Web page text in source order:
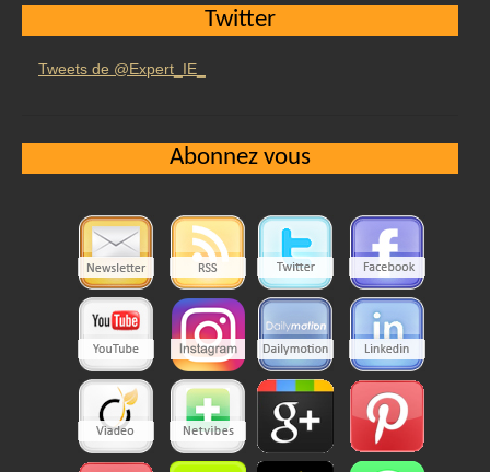
Twitter
Tweets de @Expert_IE_
Abonnez vous